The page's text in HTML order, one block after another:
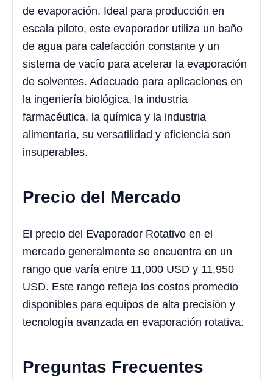
de evaporación. Ideal para producción en
escala piloto, este evaporador utiliza un baño
de agua para calefacción constante y un
sistema de vacío para acelerar la evaporación
de solventes. Adecuado para aplicaciones en
la ingeniería biológica, la industria
farmacéutica, la química y la industria
alimentaria, su versatilidad y eficiencia son
insuperables.
Precio del Mercado
El precio del Evaporador Rotativo en el
mercado generalmente se encuentra en un
rango que varía entre 11,000 USD y 11,950
USD. Este rango refleja los costos promedio
disponibles para equipos de alta precisión y
tecnología avanzada en evaporación rotativa.
Preguntas Frecuentes